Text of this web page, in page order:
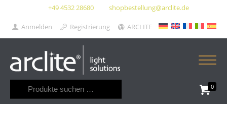
+49 4532 28680 shopbestellung@arclite.de
Anmelden Registrierung ARCLITE
0